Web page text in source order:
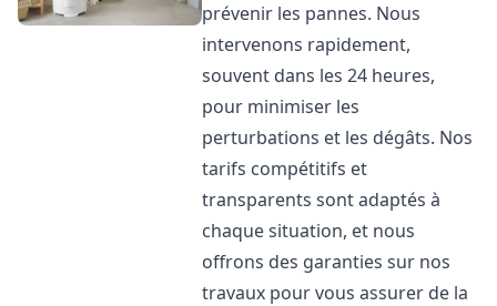
prévenir les pannes. Nous
intervenons rapidement,
souvent dans les 24 heures,
pour minimiser les
perturbations et les dégâts. Nos
tarifs compétitifs et
transparents sont adaptés à
chaque situation, et nous
offrons des garanties sur nos
travaux pour vous assurer de la